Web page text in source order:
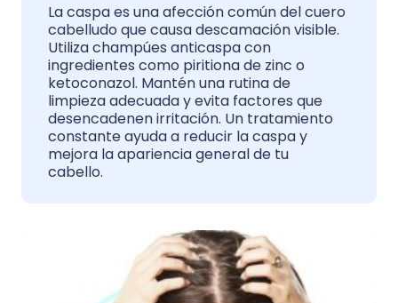
La caspa es una afección común del cuero
cabelludo que causa descamación visible.
Utiliza champúes anticaspa con
ingredientes como piritiona de zinc o
ketoconazol. Mantén una rutina de
limpieza adecuada y evita factores que
desencadenen irritación. Un tratamiento
constante ayuda a reducir la caspa y
mejora la apariencia general de tu
cabello.